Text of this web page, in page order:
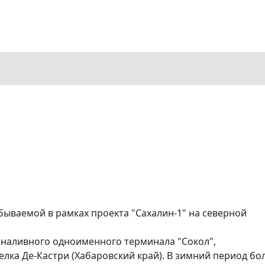
в рамках проекта "Сахалин-1" на северной
одноименного терминала "Сокол",
Де-Кастри (Хабаровский край). В зимний период